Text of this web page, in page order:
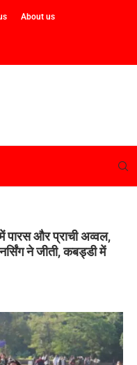
About us
और प्राची अव्वल,
ने जीती, कबड्डी में